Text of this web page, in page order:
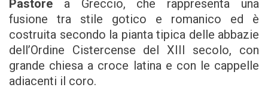
Pastore a Greccio, che rappresenta una
fusione tra stile gotico e romanico ed è
costruita secondo la pianta tipica delle abbazie
dell’Ordine Cistercense del XIII secolo, con
grande chiesa a croce latina e con le cappelle
adiacenti il coro.